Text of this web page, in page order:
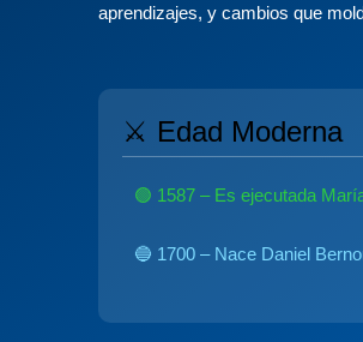
aprendizajes, y cambios que
⚔️ Edad Moderna
🟢 1587 – Es ejecutada
🔵 1700 – Nace Daniel